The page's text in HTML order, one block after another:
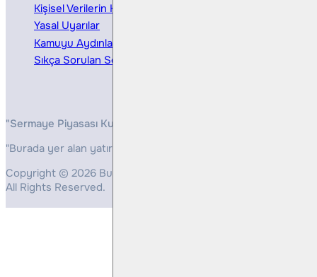
Kişisel Verilerin Korunması
Yasal Uyarılar
Kamuyu Aydınlatma
Sıkça Sorulan Sorular
"Sermaye Piyasası Kurulunun, Yatırım Hizmetleri ve
"Burada yer alan yatırım bilgi, yorum ve tavsiyeleri yatırım
Copyright © 2026 Bulls Yatırım Menkul Değerler
All Rights Reserved.